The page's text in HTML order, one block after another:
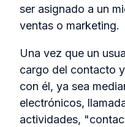
ser asignado a un
ventas o marketing.
Una vez que un
cargo del contacto
con él, ya sea
electrónicos,
actividades,